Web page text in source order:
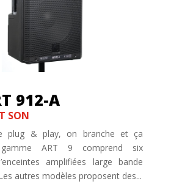
912-A
SON
plug & play, on branche et ça
ART 9 comprend six
amplifiées large bande
Les autres modèles proposent des...